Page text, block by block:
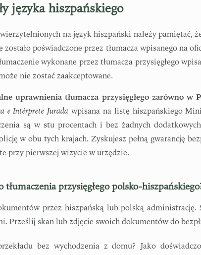
języka hiszpańskiego
na język hiszpański należy pamiętać,
zostało poświadczone przez tłumacza wpisanego na
wykonane przez tłumacza przysięgłego
nie zostać zaakceptowane.
uprawnienia tłumacza przysięgłego zarówno
e Intérprete Jurada wpisana na listę hiszpańskiego
są w stu procentach i bez żadnych
w obu tych krajach. Zyskujesz pełną gwarancję
przy pierwszej wizycie w urzędzie.
tłumaczenia przysięgłego polsko-
przez hiszpańską lub polską administrację.
Prześlij skan lub zdjęcie swoich dokumentów do
bez wychodzenia z domu? Jako